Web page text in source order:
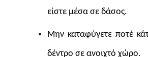
είστε μέσα σε δάσος.
Μην καταφύγετε ποτέ
δέντρο σε ανοιχτό χώρο.